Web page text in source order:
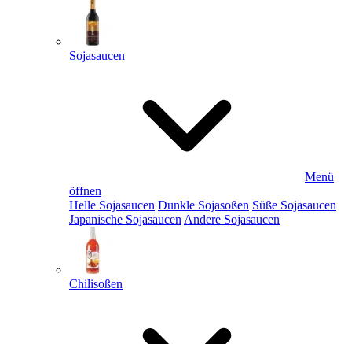
Sojasaucen
Menü
öffnen
Helle Sojasaucen Dunkle Sojasoßen Süße Sojasaucen
Japanische Sojasaucen Andere Sojasaucen
Chilisoßen